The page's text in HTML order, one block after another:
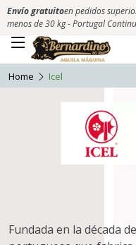
Envío gratuitoen pedidos
menos de 30 kg - Portugal
Home Icel
Fundada en la década